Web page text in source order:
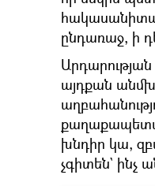
ընդառաջ, ի
այդքան
խնդիր կա,
չգիտեն` ինչ